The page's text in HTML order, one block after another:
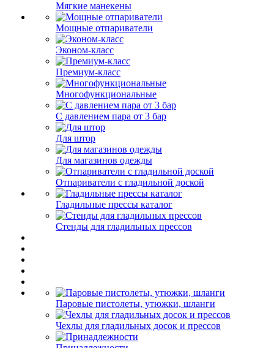
Мягкие манекены
Мощные отпариватели
Эконом-класс
Премиум-класс
Многофункциональные
С давлением пара от 3 бар
Для штор
Для магазинов одежды
Отпариватели с гладильной доской
Гладильные прессы каталог
Стенды для гладильных прессов
Паровые пистолеты, утюжки, шланги
Чехлы для гладильных досок и прессов